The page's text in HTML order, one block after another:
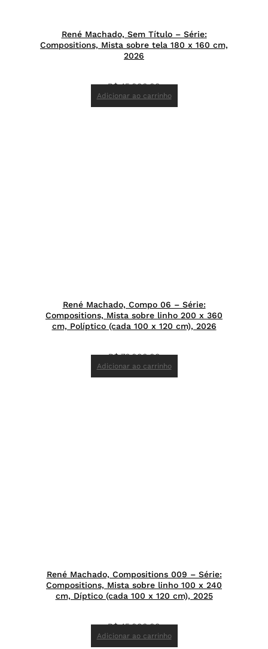
René Machado, Sem Título – Série:
Compositions, Mista sobre tela 180 x 160 cm,
2026
R$45.000,00
Adicionar ao carrinho
René Machado, Compo 06 – Série:
Compositions, Mista sobre linho 200 x 360
cm, Políptico (cada 100 x 120 cm), 2026
R$76.000,00
Adicionar ao carrinho
René Machado, Compositions 009 – Série:
Compositions, Mista sobre linho 100 x 240
cm, Díptico (cada 100 x 120 cm), 2025
R$45.000,00
Adicionar ao carrinho